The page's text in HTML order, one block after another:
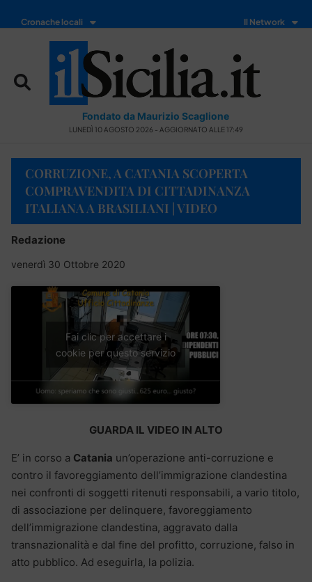
Cronache locali Il Network
Fondato da Maurizio Scaglione
LUNEDÌ 10 AGOSTO 2026 - AGGIORNATO ALLE 17:49
CORRUZIONE, A CATANIA SCOPERTA
COMPRAVENDITA DI CITTADINANZA
ITALIANA A BRASILIANI | VIDEO
Redazione
venerdì 30 Ottobre 2020
Fai clic per accettare i
cookie per questo servizio
GUARDA IL VIDEO IN ALTO
E’ in corso a Catania un’operazione anti-corruzione e
contro il favoreggiamento dell’immigrazione clandestina
nei confronti di soggetti ritenuti responsabili, a vario titolo,
di associazione per delinquere, favoreggiamento
dell’immigrazione clandestina, aggravato dalla
transnazionalità e dal fine del profitto, corruzione, falso in
atto pubblico. Ad eseguirla, la polizia.